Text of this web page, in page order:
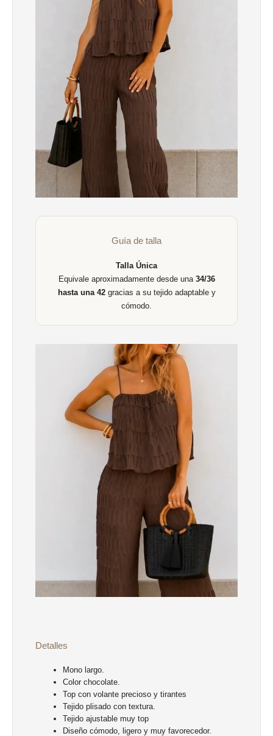
Guía de talla
Talla Única
Equivale aproximadamente desde una 34/36
hasta una 42gracias a su tejido adaptable y
cómodo.
Detalles
Mono largo.
Color chocolate.
Top con volante precioso y tirantes
Tejido plisado con textura.
Tejido ajustable muy top
Diseño cómodo, ligero y muy favorecedor.